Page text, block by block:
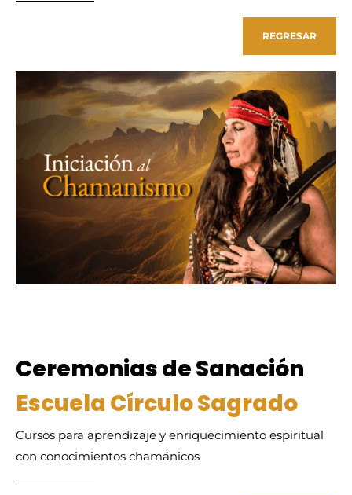
REGRESAR
Ceremonias de Sanación
Escuela Círculo Sagrado
Cursos para aprendizaje y enriquecimiento espiritual
con conocimientos chamánicos